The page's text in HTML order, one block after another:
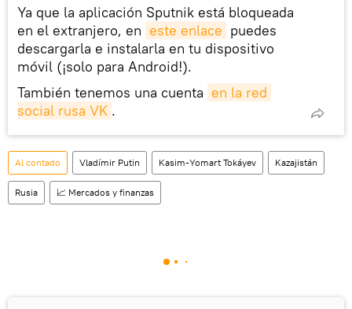
Ya que la aplicación Sputnik está bloqueada
en el extranjero, en este enlace puedes
descargarla e instalarla en tu dispositivo
móvil (¡solo para Android!).
También tenemos una cuenta en la red
social rusa VK .
Al contado Vladímir Putin Kasim-Yomart Tokáyev Kazajistán
Rusia 📈 Mercados y finanzas